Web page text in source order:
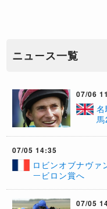
ニュース一覧
07/06
07/05 14:35
ロビンオブナヴァ
ービロン賞へ
07/05